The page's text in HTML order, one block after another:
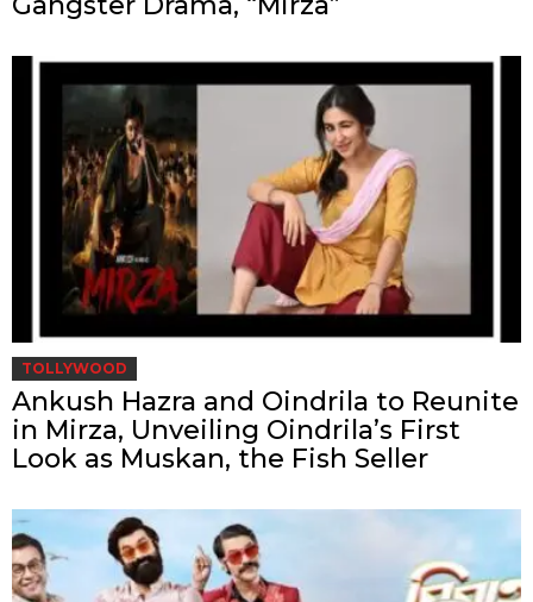
TOLLYWOOD
Ankush Hazra and Oindrila to Reunite
in Mirza, Unveiling Oindrila’s First
Look as Muskan, the Fish Seller